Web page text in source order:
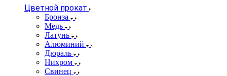
Цветной прокат
Бронза
Медь
Латунь
Алюминий
Дюраль
Нихром
Свинец